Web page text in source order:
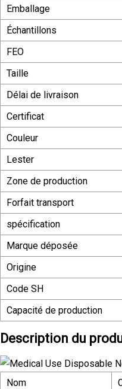
Emballage
Échantillons
FEO
Taille
Délai de livraison
Certificat
Couleur
Lester
Zone de production
Forfait transport
spécification
Marque déposée
Origine
Code SH
Capacité de production
Description du
Nom